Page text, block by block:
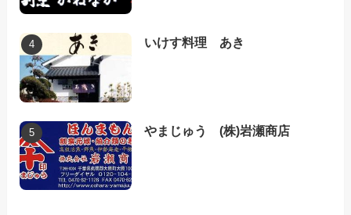
いけす料理 あき
やまじゅう (株)岩瀬商店